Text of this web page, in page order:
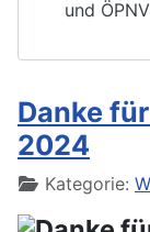
und
Danke
2024
DetailsKategorie: